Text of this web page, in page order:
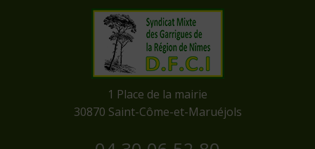
​1 Place de la mairie
​30870 Saint-Côme-et-Maruéjols